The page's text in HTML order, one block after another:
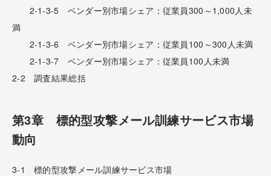
2-1-3-5 ベンダー別市場シェア：従業員300～1,000人未
満
2-1-3-6 ベンダー別市場シェア：従業員100～300人未満
2-1-3-7 ベンダー別市場シェア：従業員100人未満
2-2 調査結果総括
第3章 標的型攻撃メール訓練サービス市場
動向
3-1 標的型攻撃メール訓練サービス市場